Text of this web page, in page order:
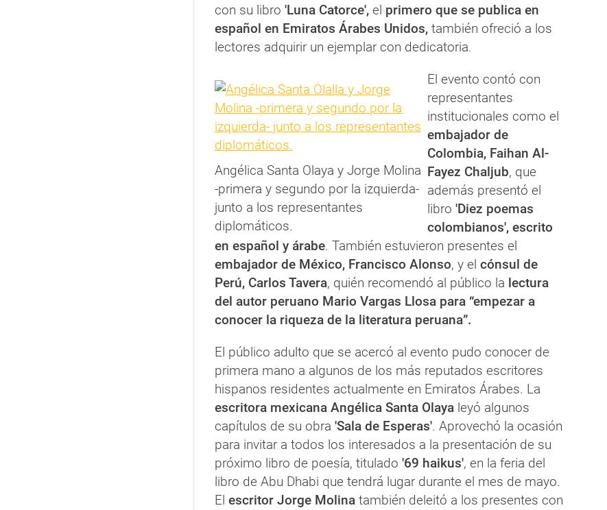
con su libro 'Luna Catorce', el primero que se publica en
español en Emiratos Árabes Unidos, también ofreció a los
lectores adquirir un ejemplar con dedicatoria.
Angélica Santa Olaya y Jorge Molina
-primera y segundo por la izquierda-
junto a los representantes
diplomáticos.
El evento contó con
representantes
institucionales como el
embajador de
Colombia, Faihan Al-
Fayez Chaljub, que
además presentó el
libro 'Diez poemas
colombianos', escrito
en español y árabe. También estuvieron presentes el
embajador de México, Francisco Alonso, y el cónsul de
Perú, Carlos Tavera, quién recomendó al público la lectura
del autor peruano Mario Vargas Llosa para “empezar a
conocer la riqueza de la literatura peruana”.
El público adulto que se acercó al evento pudo conocer de
primera mano a algunos de los más reputados escritores
hispanos residentes actualmente en Emiratos Árabes. La
escritora mexicana Angélica Santa Olaya leyó algunos
capítulos de su obra 'Sala de Esperas'. Aprovechó la ocasión
para invitar a todos los interesados a la presentación de su
próximo libro de poesía, titulado '69 haikus', en la feria del
libro de Abu Dhabi que tendrá lugar durante el mes de mayo.
El escritor Jorge Molina también deleitó a los presentes con